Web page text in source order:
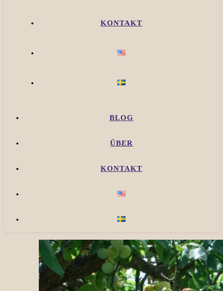
KONTAKT
BLOG
ÜBER
KONTAKT